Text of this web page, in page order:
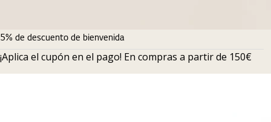
5% de descuento de bienvenida
¡Aplica el cupón en el pago! En compras a partir de 150€